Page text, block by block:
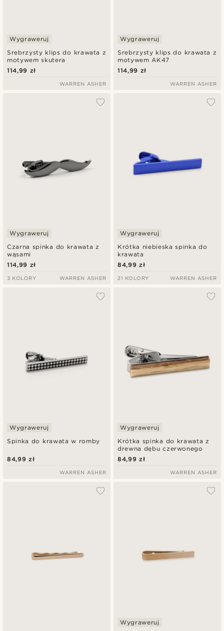
Srebrzysty klips do krawata z
motywem skutera
Wygraweruj
114,99 zł
WARREN ASHER
Srebrzysty klips do krawata z
motywem AK47
Wygraweruj
114,99 zł
WARREN ASHER
Czarna spinka do krawata z
wąsami
Wygraweruj
114,99 zł
3 KOLORY WARREN ASHER
Krótka niebieska spinka do
krawata
Wygraweruj
84,99 zł
21 KOLORY WARREN ASHER
Spinka do krawata w romby
Wygraweruj
84,99 zł
WARREN ASHER
Krótka spinka do krawata z
drewna dębu czerwonego
Wygraweruj
84,99 zł
WARREN ASHER
Wygraweruj